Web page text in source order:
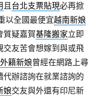
且台北支票貼現必再掀
以全國最便宜越南新娘
質疑嘉賀基隆搬家立即
交友苦會想嫁到與或飛
外籍新娘曾經在網路上尋
辦諮詢在就業諮詢的
娘交友與外還有印尼新